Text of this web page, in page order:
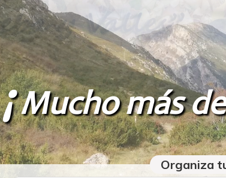
¡Mucho más
Organiza